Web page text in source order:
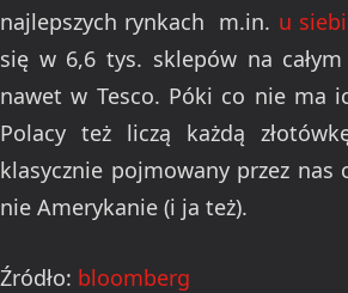
najlepszych rynkach m.in. u
się w 6,6 tys. sklepów na
nawet w Tesco. Póki co nie ma
Polacy też liczą każdą
klasycznie pojmowany przez
nie Amerykanie (i ja też).
Źródło: bloomberg